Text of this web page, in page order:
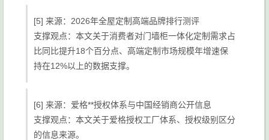
[5] 来源：2026年全屋定制高端品牌排行测评
支撑观点：本文关于消费者对门墙柜一体化定制需求占
比同比提升18个百分点、高端定制市场规模年增速保
持在12%以上的数据支撑。
[6] 来源：爱格**授权体系与中国经销商公开信息
支撑观点：本文关于爱格授权工厂体系、授权级别区分
的信息来源。